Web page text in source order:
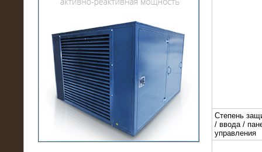
17.10.2016
Резистивный высоковольтный
нагрузочный модуль 5 МВт
(напряжение 6/10 кВ)
Степень
/ ввода /
управления